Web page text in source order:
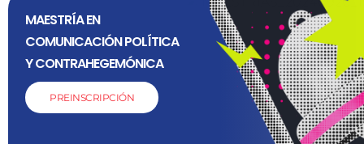
MAESTRÍA EN
COMUNICACIÓN POLÍTICA
Y CONTRAHEGEMÓNICA
PREINSCRIPCIÓN